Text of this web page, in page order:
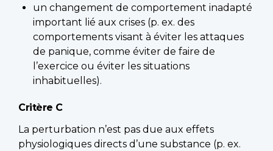
un changement de comportement inadapté
important lié aux crises (p. ex. des
comportements visant à éviter les attaques
de panique, comme éviter de faire de
l’exercice ou éviter les situations
inhabituelles).
Critère C
La perturbation n’est pas due aux effets
physiologiques directs d’une substance (p. ex.